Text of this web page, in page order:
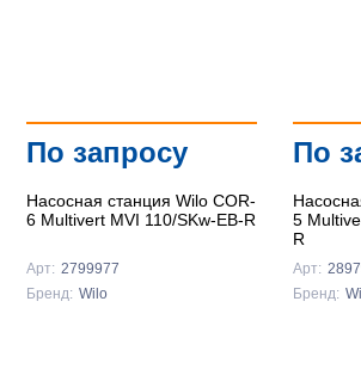
По запросу
Насосная станция Wilo COR-
6 Multivert MVI 110/SKw-EB-R
Арт: 2799977
Бренд: Wilo
По
5
R
Арт:
Бренд: